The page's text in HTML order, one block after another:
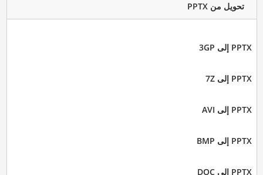
تحويل من PPTX
PPTX إلى 3GP
PPTX إلى 7Z
PPTX إلى AVI
PPTX إلى BMP
PPTX إلى DOC